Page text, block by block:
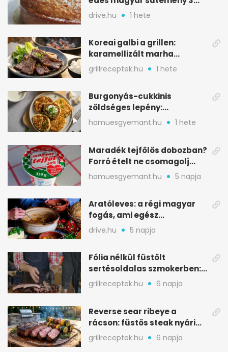
alapanyagból
drive.hu 1 hete
Koreai galbi a grillen:
karamellizált marha
rövidborda gyorsan
grillreceptek.hu 1 hete
Burgonyás-cukkinis
zöldséges lepény:
aranybarna, szaftos, hús
nélkül is
hamuesgyemant.hu 1 hete
Maradék tejfölös dobozban?
Forró ételt ne csomagolj
ilyen tégelybe
hamuesgyemant.hu 5 napja
Aratóleves: a régi magyar
fogás, ami egész
csapatokat jóllakatott
drive.hu 5 napja
Fólia nélkül füstölt
sertésoldalas szmokerben:
ropogós bark, 6 óra
grillreceptek.hu 6 napja
Reverse sear ribeye a
rácson: füstös steak nyári
tökkebabbal
grillreceptek.hu 6 napja